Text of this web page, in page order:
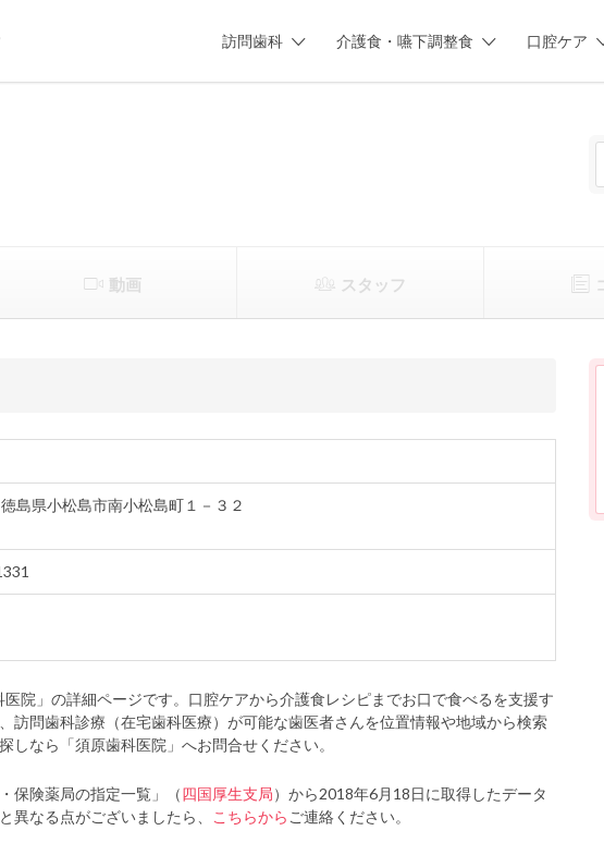
訪問歯科 介護食・嚥下調整食 口腔ケア
動画 スタッフ
島県小松島市南小松島町１－３２
院」の詳細ページです。口腔ケアから介護食レシピまでお口で食べるを支援す
訪問歯科診療（在宅歯科医療）が可能な歯医者さんを位置情報や地域から検索
なら「須原歯科医院」へお問合せください。
保険薬局の指定一覧」（四国厚生支局）から2018年6月18日に取得したデータ
異なる点がございましたら、
こちらから ご連絡ください。